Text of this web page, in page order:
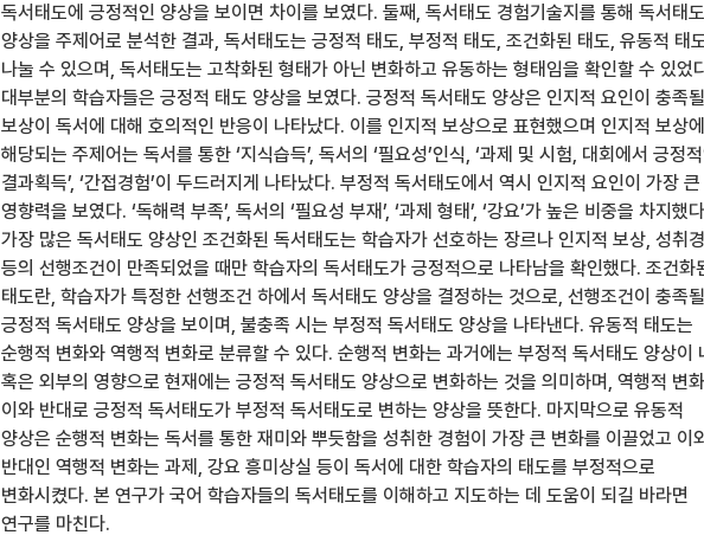
독서태도에 긍정적인 양상을 보이면 차이를 보였다. 둘째, 독서태도 경험기술지를 통해 독서태도
양상을 주제어로 분석한 결과, 독서태도는 긍정적 태도, 부정적 태도, 조건화된 태도, 유동적 태
나눌 수 있으며, 독서태도는 고착화된 형태가 아닌 변화하고 유동하는 형태임을 확인할 수 있었
대부분의 학습자들은 긍정적 태도 양상을 보였다. 긍정적 독서태도 양상은 인지적 요인이 충족
보상이 독서에 대해 호의적인 반응이 나타났다. 이를 인지적 보상으로 표현했으며 인지적 보상에
해당되는 주제어는 독서를 통한 ‘지식습득’, 독서의 ‘필요성’인식, ‘과제 및 시험, 대회에서 긍정
결과획득’, ‘간접경험’이 두드러지게 나타났다. 부정적 독서태도에서 역시 인지적 요인이 가장 큰
영향력을 보였다. ‘독해력 부족’, 독서의 ‘필요성 부재’, ‘과제 형태’, ‘강요’가 높은 비중을 차지했
가장 많은 독서태도 양상인 조건화된 독서태도는 학습자가 선호하는 장르나 인지적 보상, 성취
등의 선행조건이 만족되었을 때만 학습자의 독서태도가 긍정적으로 나타남을 확인했다. 조건화
태도란, 학습자가 특정한 선행조건 하에서 독서태도 양상을 결정하는 것으로, 선행조건이 충족될
긍정적 독서태도 양상을 보이며, 불충족 시는 부정적 독서태도 양상을 나타낸다. 유동적 태도는
순행적 변화와 역행적 변화로 분류할 수 있다. 순행적 변화는 과거에는 부정적 독서태도 양상이
혹은 외부의 영향으로 현재에는 긍정적 독서태도 양상으로 변화하는 것을 의미하며, 역행적 변
이와 반대로 긍정적 독서태도가 부정적 독서태도로 변하는 양상을 뜻한다. 마지막으로 유동적
양상은 순행적 변화는 독서를 통한 재미와 뿌듯함을 성취한 경험이 가장 큰 변화를 이끌었고 이
반대인 역행적 변화는 과제, 강요 흥미상실 등이 독서에 대한 학습자의 태도를 부정적으로
변화시켰다. 본 연구가 국어 학습자들의 독서태도를 이해하고 지도하는 데 도움이 되길 바라면
연구를 마친다.